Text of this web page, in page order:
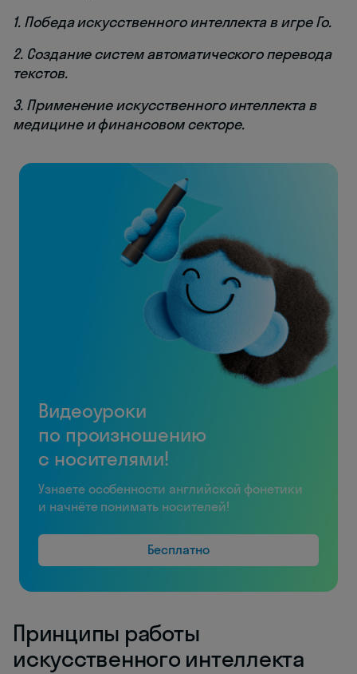
1. Победа искусственного интеллекта в игре Го.
2. Создание систем автоматического перевода
текстов.
3. Применение искусственного интеллекта в
медицине и финансовом секторе.
Видеоуроки
по произношению
с носителями!
Узнаете особенности английской фонетики
и начнёте понимать носителей!
Бесплатно
Принципы работы
искусственного интеллекта